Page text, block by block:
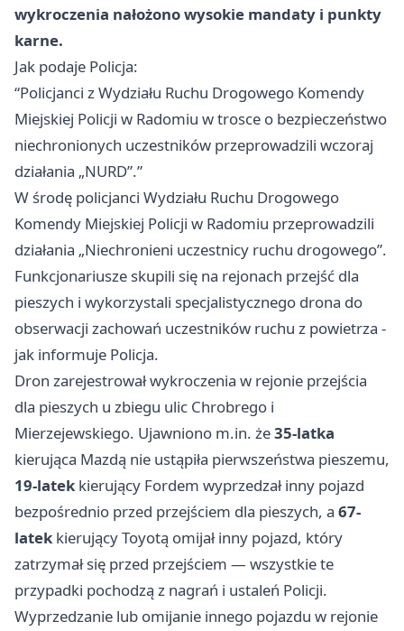
wykroczenia nałożono wysokie mandaty i punkty
karne.
Jak podaje Policja:
“Policjanci z Wydziału Ruchu Drogowego Komendy
Miejskiej Policji w Radomiu w trosce o bezpieczeństwo
niechronionych uczestników przeprowadzili wczoraj
działania „NURD”.”
W środę policjanci Wydziału Ruchu Drogowego
Komendy Miejskiej Policji w Radomiu przeprowadzili
działania „Niechronieni uczestnicy ruchu drogowego”.
Funkcjonariusze skupili się na rejonach przejść dla
pieszych i wykorzystali specjalistycznego drona do
obserwacji zachowań uczestników ruchu z powietrza -
jak informuje Policja.
Dron zarejestrował wykroczenia w rejonie przejścia
dla pieszych u zbiegu ulic Chrobrego i
Mierzejewskiego. Ujawniono m.in. że35-latka
kierująca Mazdą nie ustąpiła pierwszeństwa pieszemu,
19-latek kierujący Fordem wyprzedzał inny pojazd
bezpośrednio przed przejściem dla pieszych, a 67-
latek kierujący Toyotą omijał inny pojazd, który
zatrzymał się przed przejściem — wszystkie te
przypadki pochodzą z nagrań i ustaleń Policji.
Wyprzedzanie lub omijanie innego pojazdu w rejonie